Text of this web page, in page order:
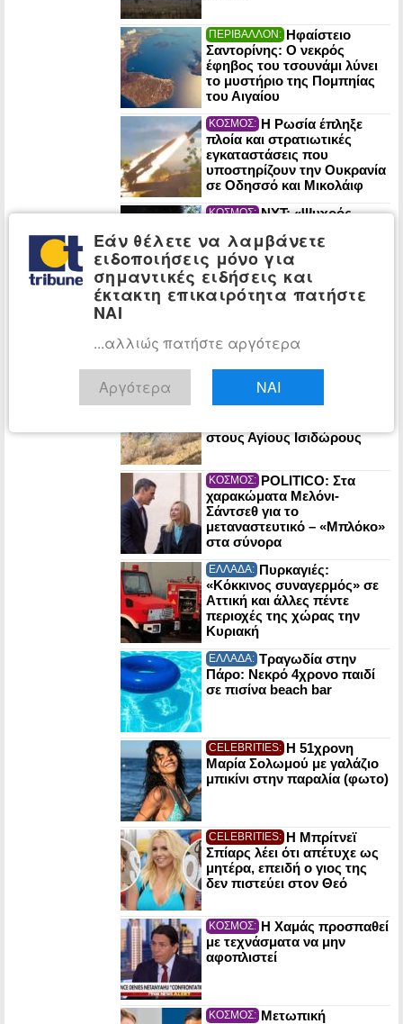
ΠΕΡΙΒΑΛΛΟΝ: Ηφαίστειο
Σαντορίνης: Ο νεκρός
έφηβος του τσουνάμι λύνει
το μυστήριο της Πομπηίας
του Αιγαίου
ΚΟΣΜΟΣ: Η Ρωσία έπληξε
πλοία και στρατιωτικές
εγκαταστάσεις που
υποστηρίζουν την Ουκρανία
σε Οδησσό και Μικολάιφ
ΚΟΣΜΟΣ: NYT: «Ψυχρός
Μάχες για βάσεις και
φυσικούς πόρους στη
Σελήνη
ΚΟΣΜΟΣ: Ομάν: «Θετικές» οι
Λυκαβηττός:
57χρονη γυναίκα βρέθηκε
στους Αγίους Ισιδώρους
ΚΟΣΜΟΣ: POLITICO: Στα
χαρακώματα Μελόνι-
Σάντσεθ για το
μεταναστευτικό – «Μπλόκο»
στα σύνορα
ΕΛΛΑΔΑ: Πυρκαγιές:
«Κόκκινος συναγερμός» σε
Αττική και άλλες πέντε
περιοχές της χώρας την
Κυριακή
ΕΛΛΑΔΑ: Τραγωδία στην
Πάρο: Νεκρό 4χρονο παιδί
σε πισίνα beach bar
CELEBRITIES: Η 51χρονη
Μαρία Σολωμού με γαλάζιο
μπικίνι στην παραλία (φωτο)
CELEBRITIES: Η Μπρίτνεϊ
Σπίαρς λέει ότι απέτυχε ως
μητέρα, επειδή ο γιος της
δεν πιστεύει στον Θεό
ΚΟΣΜΟΣ: Η Χαμάς προσπαθεί
με τεχνάσματα να μην
αφοπλιστεί
ΚΟΣΜΟΣ: Μετωπική
Εάν θέλετε να λαμβάνετε
ειδοποιήσεις μόνο για
σημαντικές ειδήσεις και
έκτακτη επικαιρότητα πατήστε
ΝΑΙ
...αλλιώς πατήστε αργότερα
Αργότερα ΝΑΙ